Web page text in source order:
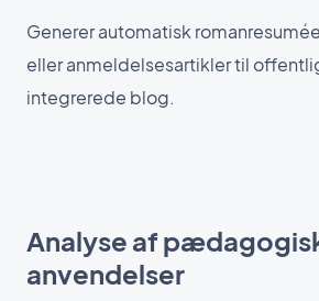
Generer automatisk
eller anmeldelsesartikler til
integrerede blog.
Analyse af
anvendelser